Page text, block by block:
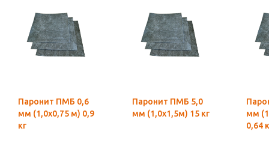
Паронит ПМБ 0,6
мм (1,0х0,75 м) 0,9
кг
Паронит ПМБ 5,0
мм (1,0х1,5м) 15 кг
мм
0,64